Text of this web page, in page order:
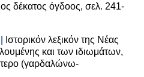
δέκατος όγδοος, σελ. 241-
Ιστορικόν λεξικόν της Νέας
και των ιδιωμάτων,
(γαρδαλώνω-